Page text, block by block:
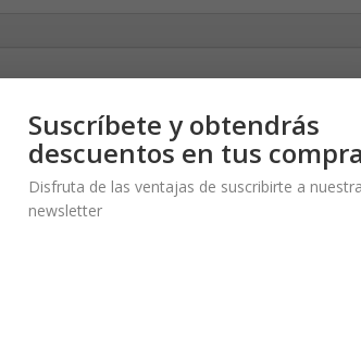
caño y mango lateral de madera de sándalo
Suscríbete y obtendrás
descuentos en tus
Disfruta de las ventajas de suscribirte a
newsletter